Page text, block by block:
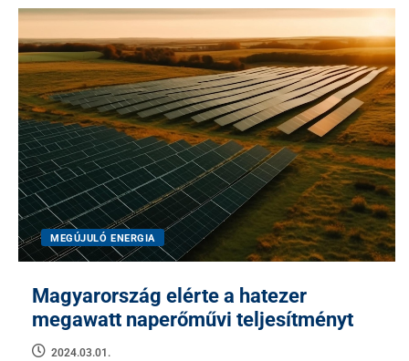
MEGÚJULÓ ENERGIA
Magyarország elérte a hatezer
megawatt naperőművi teljesítményt
2024.03.01.